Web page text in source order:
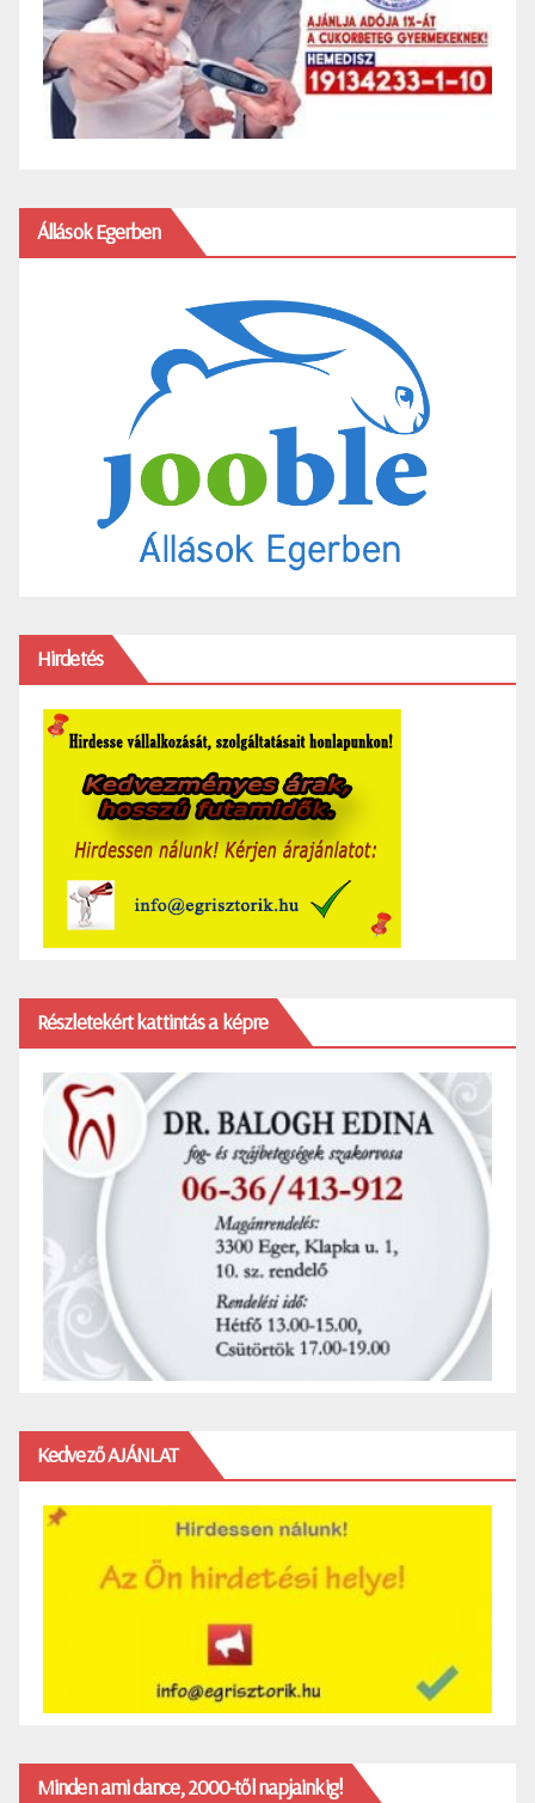
Állások Egerben
Hirdetés
Részletekért kattintás a képre
Kedvező AJÁNLAT
Minden ami dance, 2000-től napjainkig!